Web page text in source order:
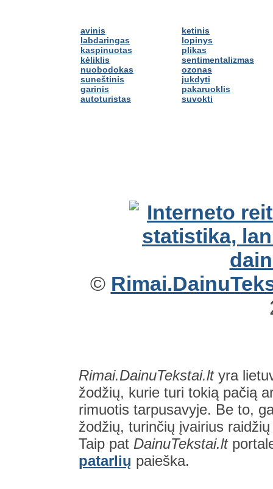
avinis
labdaringas
kaspinuotas
kėliklis
nuobodokas
suneštinis
garinis
autoturistas
ketinis
lopinys
plikas
sentimentalizmas
ozonas
jukdyti
pakaruoklis
suvokti
©
Rimai.DainuTekstai.ltyra
žodžių, kurie turi tokią pačią
rimuotis tarpusavyje. Be to,
žodžių, turinčių įvairius
Taip pat DainuTekstai.lt
patarlių paieška.